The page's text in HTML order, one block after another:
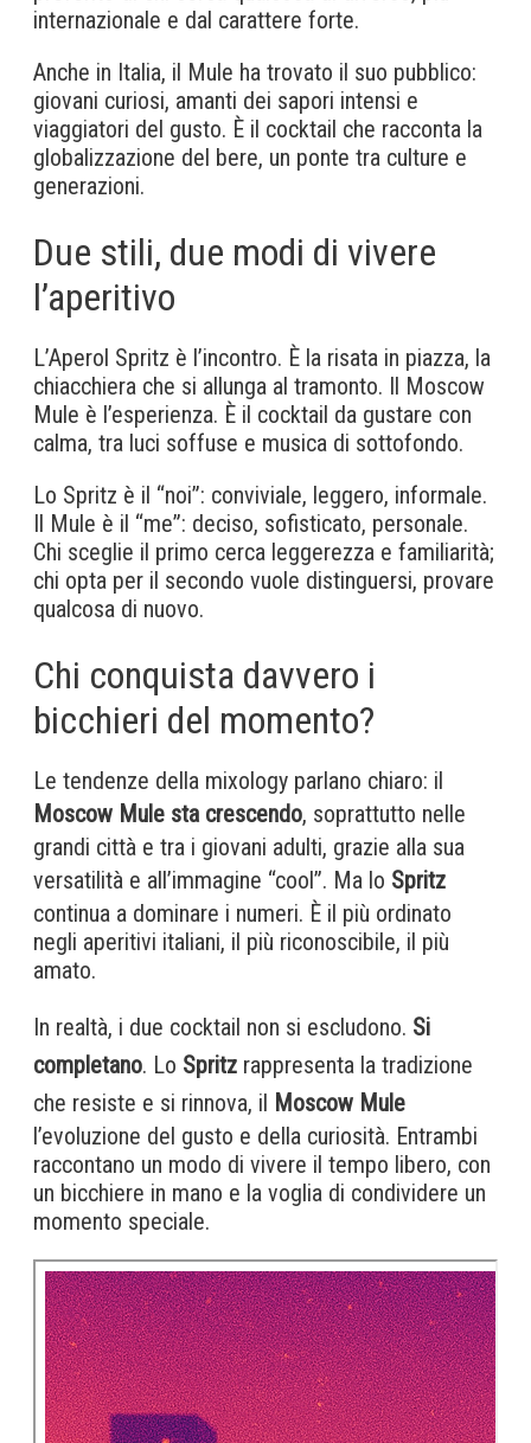
internazionale e dal carattere forte.
Anche in Italia, il Mule ha trovato il suo pubblico:
giovani curiosi, amanti dei sapori intensi e
viaggiatori del gusto. È il cocktail che racconta la
globalizzazione del bere, un ponte tra culture e
generazioni.
Due stili, due modi di vivere
l’aperitivo
L’Aperol Spritz è l’incontro. È la risata in piazza, la
chiacchiera che si allunga al tramonto. Il Moscow
Mule è l’esperienza. È il cocktail da gustare con
calma, tra luci soffuse e musica di sottofondo.
Lo Spritz è il “noi”: conviviale, leggero, informale.
Il Mule è il “me”: deciso, sofisticato, personale.
Chi sceglie il primo cerca leggerezza e familiarità;
chi opta per il secondo vuole distinguersi, provare
qualcosa di nuovo.
Chi conquista davvero i
bicchieri del momento?
Le tendenze della mixology parlano chiaro: il
Moscow Mule sta crescendo, soprattutto nelle
grandi città e tra i giovani adulti, grazie alla sua
versatilità e all’immagine “cool”. Ma lo Spritz
continua a dominare i numeri. È il più ordinato
negli aperitivi italiani, il più riconoscibile, il più
amato.
In realtà, i due cocktail non si escludono. Si
completano. Lo Spritz rappresenta la tradizione
che resiste e si rinnova, il Moscow Mule
l’evoluzione del gusto e della curiosità. Entrambi
raccontano un modo di vivere il tempo libero, con
un bicchiere in mano e la voglia di condividere un
momento speciale.